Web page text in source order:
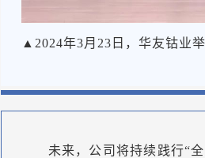
▲2024年3月23日，华友钴业
未来，公司将持续践行“